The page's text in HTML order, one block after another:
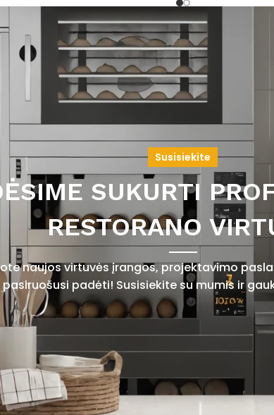
Susisiekite
SUKURTI
RESTORANO
naujos virtuvės įrangos, projektavimo
padėti! Susisiekite su mumis ir